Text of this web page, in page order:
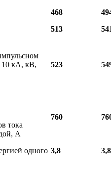
468
513
10 кА, кВ,
523
тока
А
одного
760
3,8 3,8